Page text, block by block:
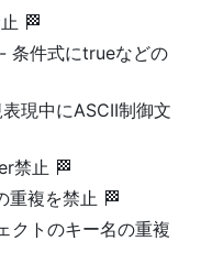
🏁
- 条件式にtrueなどの
現中にASCII制御文
禁止 🏁
重複を禁止 🏁
クトのキー名の重複